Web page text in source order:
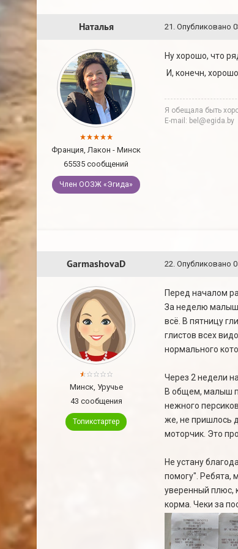
Наталья 21 . Опубликовано
Франция, Лакон - Минск
65535 сообщений
Член ООЗЖ «Эгида»
Ну хорошо, что
И, конечн,
Я обещала быть
E-mail: bel@egida.by
GarmashovaD 22. Опубликовано
Минск, Уручье
43 сообщения
Топикстартер
Перед началом
За неделю малыш
всё. В пятницу
глистов всех
нормального
Через 2 недели
В общем, малыш
нежного
же, не пришлось
моторчик. Это
Не устану
помогу". Ребята,
уверенный плюс,
корма. Чеки за